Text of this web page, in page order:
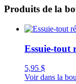
Produits de la
Essuie-tout
5,95 $
Voir dans la